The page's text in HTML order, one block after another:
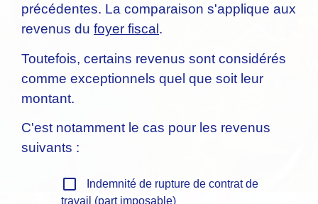
précédentes. La comparaison s'applique aux
revenus du foyer fiscal .
Toutefois, certains revenus sont considérés
comme exceptionnels quel que soit leur
montant.
C'est notamment le cas pour les revenus
suivants :
check_box_outline_blank
Indemnité de rupture de contrat de
travail (part imposable)